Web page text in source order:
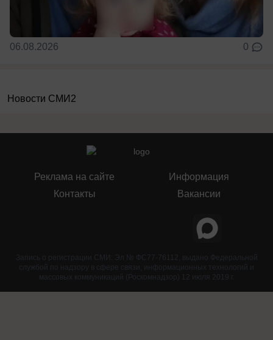
06.08.2026 0
Новости СМИ2
Реклама на сайте
Контакты
Информация
Вакансии
Запись о регистрации СМИ: Эл № ФС77-76112, выдано Федеральной
службой по надзору в сфере связи, информационных технологий и
массовых коммуникаций (Роскомнадзор) 12 июля 2019 г.